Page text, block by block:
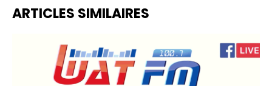
ARTICLES SIMILAIRES